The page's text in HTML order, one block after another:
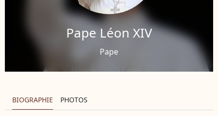
Pape Léon XIV
Pape
BIOGRAPHIE PHOTOS